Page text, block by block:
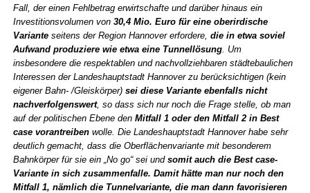
Fall, der einen Fehlbetrag erwirtschafte und darüber hinaus ein
Investitionsvolumen von 30,4 Mio. Euro für eine oberirdische
Varianteseitens der Region Hannover erfordere, die in etwa soviel
Aufwand produziere wie etwa eine Tunnellösung. Um
insbesondere die respektablen und nachvollziehbaren städtebaulichen
Interessen der Landeshauptstadt Hannover zu berücksichtigen (kein
eigener Bahn- /Gleiskörper) sei diese Variante ebenfalls nicht
nachverfolgenswert, so dass sich nur noch die Frage stelle, ob man
auf der politischen Ebene den Mitfall 1 oder den Mitfall 2 in Best
case vorantreibenwolle. Die Landeshauptstadt Hannover habe sehr
deutlich gemacht, dass die Oberflächenvariante mit besonderem
Bahnkörper für sie ein „No go“ sei und somit auch die Best case-
Variante in sich zusammenfalle. Damit hätte man nur noch den
Mitfall 1, nämlich die Tunnelvariante, die man dann favorisieren